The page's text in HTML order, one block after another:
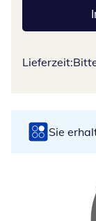
Lieferzeit:
Sie